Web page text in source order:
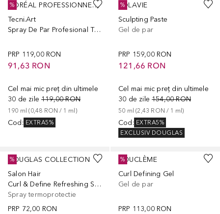
L´ORÉAL PROFESSIONNEL PARIS
Tecni.Art
Spray De Par Profesional Termo-Modelator T Pli Shaper
PRP 119,00 RON
91,63 RON
Cel mai mic preț din ultimele
30 de zile 119,00 RON
190 ml (0,48 RON / 1 ml)
Cod : EXTRA5%
%
LOLAVIE
Sculpting Paste
Gel de par
PRP 159,00 RON
121,66 RON
Cel mai mic preț din ultimele
30 de zile 154,00 RON
50 ml (2,43 RON / 1 ml)
Cod : EXTRA5%
EXCLUSIV DOUGLAS
%
DOUGLAS COLLECTION
Salon Hair
Curl & Define Refreshing Spray
Spray termoprotectie
PRP 72,00 RON
%
BOUCLÈME
Curl Defining Gel
Gel de par
PRP 113,00 RON
%